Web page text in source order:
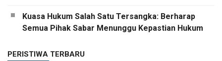
Kuasa Hukum Salah Satu Tersangka: Berharap
Semua Pihak Sabar Menunggu Kepastian Hukum
PERISTIWA TERBARU